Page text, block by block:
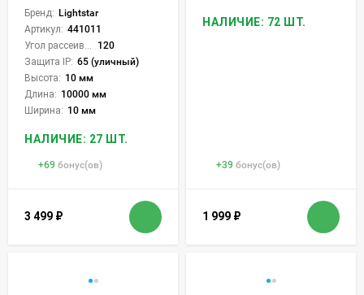
Бренд: Lightstar
Артикул: 441011
120
Защита IP: 65 (уличный)
Высота: 10 мм
Длина: 10000 мм
Ширина: 10 мм
НАЛИЧИЕ: 27 ШТ.
+69 бонус(ов)
3 499 ₽
НАЛИЧИЕ: 72 ШТ.
+39 бонус(ов)
1 999 ₽